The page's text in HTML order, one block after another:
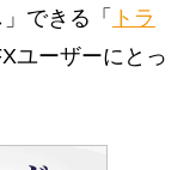
できる「 トラ
ユーザーにとっ
バック！